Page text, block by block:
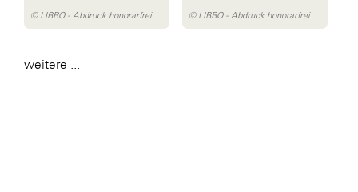
© LIBRO - Abdruck honorarfrei © LIBRO - Abdruck honorarfrei
weitere ...